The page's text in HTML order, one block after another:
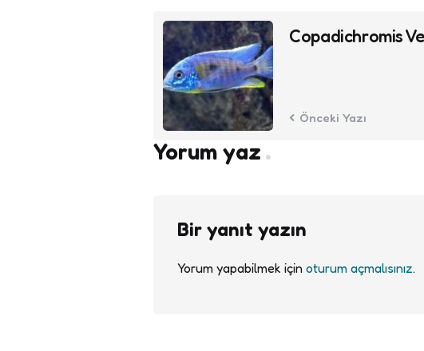
Post
navigation
Copadichromis
Önceki Yazı
Yorum yaz
Bir yanıt yazın
Yorum yapabilmek için oturum açmalısınız.